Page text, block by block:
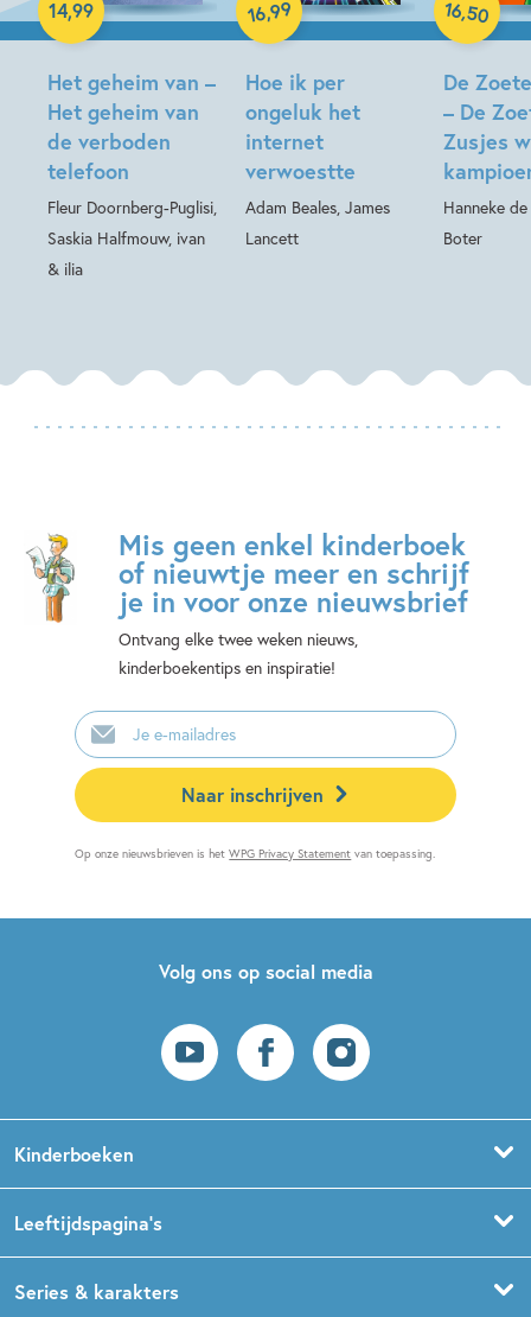
Het geheim van –
Het geheim van
de verboden
telefoon
Fleur Doornberg-Puglisi,
Saskia Halfmouw, ivan
& ilia
14,99
Hardcover
Hoe ik per
ongeluk het
internet
verwoestte
Adam Beales, James
Lancett
16,99
Hardcover
De
– De
Zusjes
Hanneke
Boter
16,50
Hardcover
Mis geen enkel kinderboek
of nieuwtje meer en schrijf
je in voor onze nieuwsbrief
Ontvang elke twee weken nieuws,
kinderboekentips en inspiratie!
E-
mailadres
Naar inschrijven
Op onze nieuwsbrieven is hetWPG Privacy Statement van toepassing.
Volg ons op social media
Kinderboeken
Prentenboeken
Leeftijdspagina’s
Series & karakters